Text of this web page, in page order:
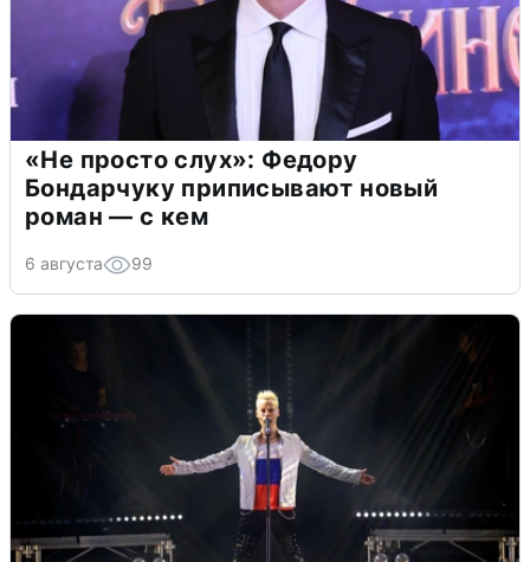
«Не просто слух»: Федору
Бондарчуку приписывают новый
роман — с кем
6 августа 99